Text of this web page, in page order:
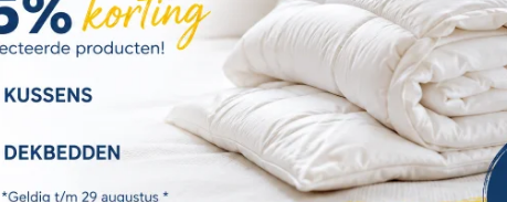
verbeteren, gepersonaliseerde advertenties of inhoud
weer te geven en ons verkeer te analyseren. Door op
"Alles accepteren" te klikken, gaat u akkoord met ons
gebruik van cookies. Lees meer informatie over hoe we
met uw gegevens omgaan op onzeprivacy policy pagina.
Cookie instellingen
Accepteren